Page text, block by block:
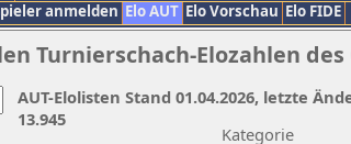
anmelden Elo AUT Elo Vorschau Elo FIDE
Turnierschach-Elozahlen des
Kategorie
AUT-Elolisten Stand 01.04.2026, letzte
13.945